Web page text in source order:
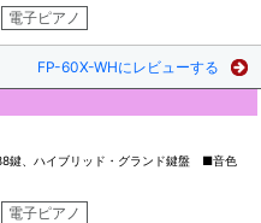
電子ピアノ
FP-60X-WHにレビューする
鍵、ハイブリッド・グランド鍵盤 ■音色
電子ピアノ